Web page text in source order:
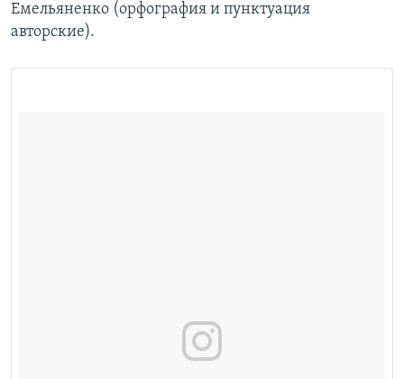
Емельяненко (орфография и пунктуация
авторские).